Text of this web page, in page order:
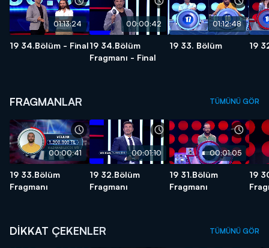
01:13:24
19 34.Bölüm - Final
00:00:42
19 34.Bölüm
Fragmanı - Final
01:12:48
19 33. Bölüm 19
FRAGMANLAR TÜMÜNÜ GÖR
00:00:41
19 33.Bölüm
Fragmanı
00:01:10
19 32.Bölüm
Fragmanı
00:01:05
19 31.Bölüm
Fragmanı
19
DİKKAT ÇEKENLER TÜMÜNÜ GÖR